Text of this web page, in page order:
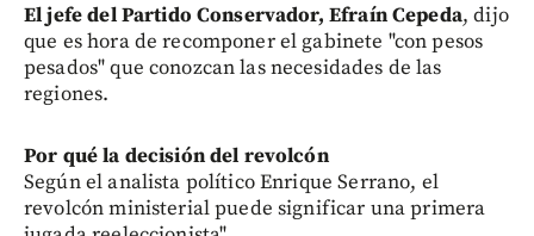
El jefe del Partido Conservador, Efraín Cepeda, dijo
que es hora de recomponer el gabinete "con pesos
pesados" que conozcan las necesidades de las
regiones.
Por qué la decisión del revolcón
Según el analista político Enrique Serrano, el
revolcón ministerial puede significar una primera